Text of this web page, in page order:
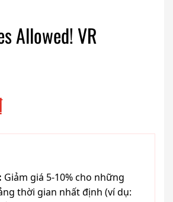
Allowed! VR
Giảm giá 5-10% cho những
thời gian nhất định (ví dụ: